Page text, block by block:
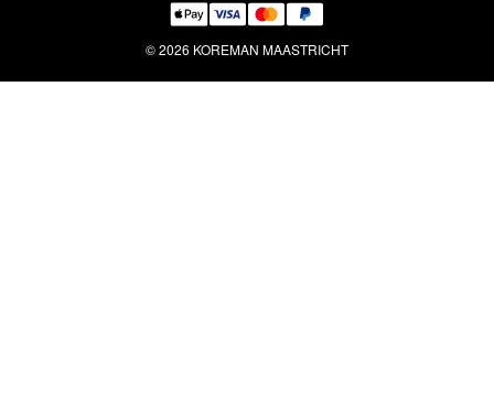
© 2026 KOREMAN MAASTRICHT